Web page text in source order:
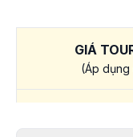
GIÁ
(Áp